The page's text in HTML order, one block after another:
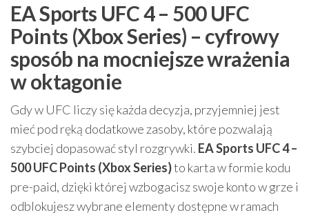
EA Sports UFC 4 – 500 UFC
Points (Xbox Series) – cyfrowy
sposób na mocniejsze wrażenia
w oktagonie
Gdy w UFC liczy się każda decyzja, przyjemniej jest
mieć pod ręką dodatkowe zasoby, które pozwalają
szybciej dopasować styl rozgrywki. EA Sports UFC 4 –
500 UFC Points (Xbox Series)to karta w formie kodu
pre-paid, dzięki której wzbogacisz swoje konto w grze i
odblokujesz wybrane elementy dostępne w ramach